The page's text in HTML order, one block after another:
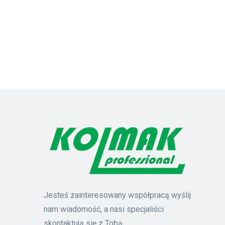
Jesteś zainteresowany współpracą wyślij
nam wiadomość, a nasi specjaliści